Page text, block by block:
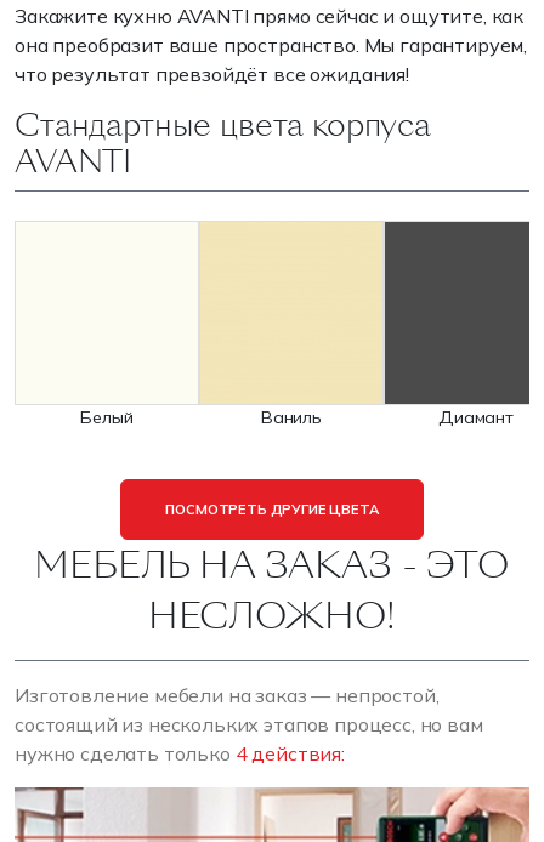
Закажите кухню AVANTI прямо сейчас и ощутите, как
она преобразит ваше пространство. Мы гарантируем,
что результат превзойдёт все ожидания!
Стандартные цвета корпуса
AVANTI
Белый Ваниль Диамант
ПОСМОТРЕТЬ ДРУГИЕ ЦВЕТА
МЕБЕЛЬ НА ЗАКАЗ - ЭТО
НЕСЛОЖНО!
Изготовление мебели на заказ — непростой,
состоящий из нескольких этапов процесс, но вам
нужно сделать только 4 действия: